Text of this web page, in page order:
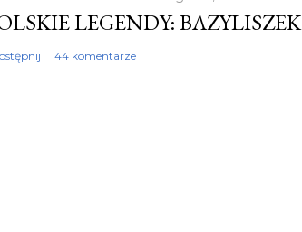
LEGENDY: BAZYLISZEK
44 komentarze